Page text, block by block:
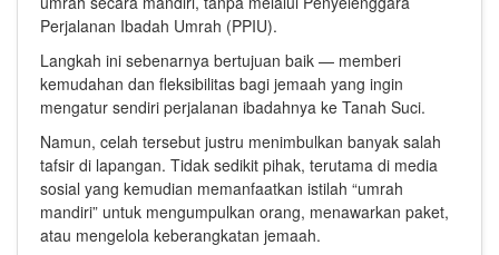
Perjalanan Ibadah Umrah (PPIU).
Langkah ini sebenarnya bertujuan baik — memberi
kemudahan dan fleksibilitas bagi jemaah yang ingin
mengatur sendiri perjalanan ibadahnya ke Tanah Suci.
Namun, celah tersebut justru menimbulkan banyak salah
tafsir di lapangan. Tidak sedikit pihak, terutama di media
sosial yang kemudian memanfaatkan istilah “umrah
mandiri” untuk mengumpulkan orang, menawarkan paket,
atau mengelola keberangkatan jemaah.